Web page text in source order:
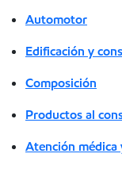
Automotor
Edificación y
Composición
Productos al
Atención médica